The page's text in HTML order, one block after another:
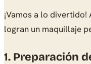
¡Vamos a lo
logran un maquillaje
1. Preparación